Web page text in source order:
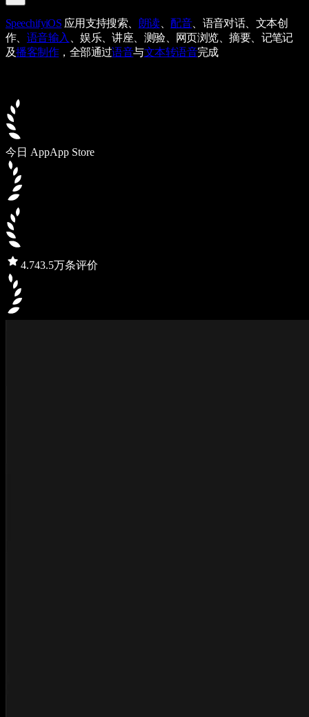
SpeechifyiOS 应用支持搜索、 朗读、配音、语音对话、文本创
作、 语音输入
、娱乐、讲座、测验、网页浏览、摘要、记笔记
及播客制作，全部通过语音与文本转语音完成
今日 AppApp Store
4.743.5万条评价